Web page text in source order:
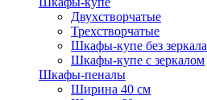
Двухстворчатые
Трехстворчатые
Шкафы-купе без зеркала
Шкафы-купе с зеркалом
Шкафы-пеналы
Ширина 40 см